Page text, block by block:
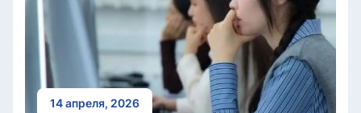
14 апреля, 2026